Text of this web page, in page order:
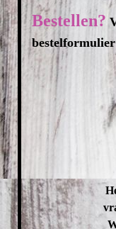
Bestellen?